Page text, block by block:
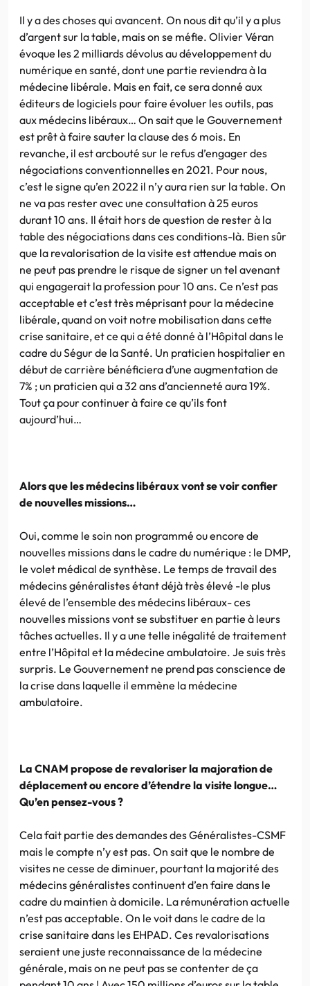
Il y a des choses qui avancent. On nous dit qu’il y a plus
d’argent sur la table, mais on se méfie. Olivier Véran
évoque les 2 milliards dévolus au développement du
numérique en santé, dont une partie reviendra à la
médecine libérale. Mais en fait, ce sera donné aux
éditeurs de logiciels pour faire évoluer les outils, pas
aux médecins libéraux… On sait que le Gouvernement
est prêt à faire sauter la clause des 6 mois. En
revanche, il est arcbouté sur le refus d’engager des
négociations conventionnelles en 2021. Pour nous,
c’est le signe qu’en 2022 il n’y aura rien sur la table. On
ne va pas rester avec une consultation à 25 euros
durant 10 ans. Il était hors de question de rester à la
table des négociations dans ces conditions-là. Bien sûr
que la revalorisation de la visite est attendue mais on
ne peut pas prendre le risque de signer un tel avenant
qui engagerait la profession pour 10 ans. Ce n’est pas
acceptable et c’est très méprisant pour la médecine
libérale, quand on voit notre mobilisation dans cette
crise sanitaire, et ce qui a été donné à l’Hôpital dans le
cadre du Ségur de la Santé. Un praticien hospitalier en
début de carrière bénéficiera d’une augmentation de
7% ; un praticien qui a 32 ans d’ancienneté aura 19%.
Tout ça pour continuer à faire ce qu’ils font
aujourd’hui…
Alors que les médecins libéraux vont se voir confier
de nouvelles missions…
Oui, comme le soin non programmé ou encore de
nouvelles missions dans le cadre du numérique : le DMP,
le volet médical de synthèse. Le temps de travail des
médecins généralistes étant déjà très élevé -le plus
élevé de l’ensemble des médecins libéraux- ces
nouvelles missions vont se substituer en partie à leurs
tâches actuelles. Il y a une telle inégalité de traitement
entre l’Hôpital et la médecine ambulatoire. Je suis très
surpris. Le Gouvernement ne prend pas conscience de
la crise dans laquelle il emmène la médecine
ambulatoire.
La CNAM propose de revaloriser la majoration de
déplacement ou encore d’étendre la visite longue…
Qu’en pensez-vous ?
Cela fait partie des demandes des Généralistes-CSMF
mais le compte n’y est pas. On sait que le nombre de
visites ne cesse de diminuer, pourtant la majorité des
médecins généralistes continuent d’en faire dans le
cadre du maintien à domicile. La rémunération actuelle
n’est pas acceptable. On le voit dans le cadre de la
crise sanitaire dans les EHPAD. Ces revalorisations
seraient une juste reconnaissance de la médecine
générale, mais on ne peut pas se contenter de ça